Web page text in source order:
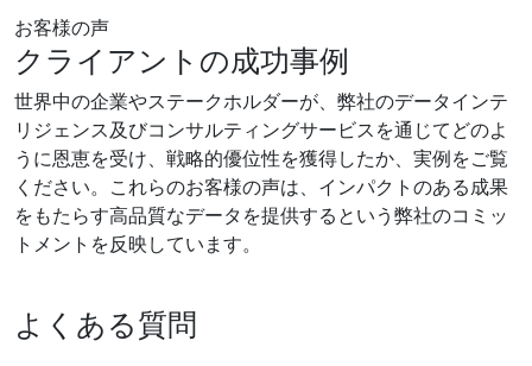
お客様の声
クライアントの成功事例
世界中の企業やステークホルダーが、弊社のデータインテ
リジェンス及びコンサルティングサービスを通じてどのよ
うに恩恵を受け、戦略的優位性を獲得したか、実例をご覧
ください。これらのお客様の声は、インパクトのある成果
をもたらす高品質なデータを提供するという弊社のコミッ
トメントを反映しています。
よくある質問